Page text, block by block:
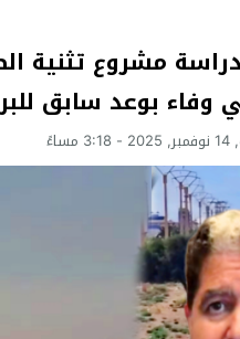
بوعد سابق